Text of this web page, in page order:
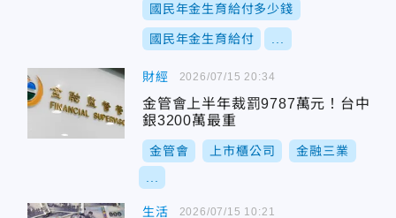
國民年金生育給付多少錢
國民年金生育給付
財經
金管會上半年裁罰9787萬元！台中
銀3200萬最重
金管會 上市櫃公司 金融三業
2026/07/15 20:34
生活 2026/07/15 10:21